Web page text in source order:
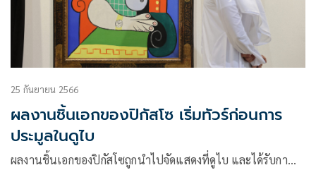
25 กันยายน 2566
ผลงานชิ้นเอกของปิกัสโซ เริ่มทัวร์ก่อนการ
ประมูลในดูไบ
ผลงานชิ้นเอกของปิกัสโซถูกนำไปจัดแสดงที่ดูไบ และได้รับกา…